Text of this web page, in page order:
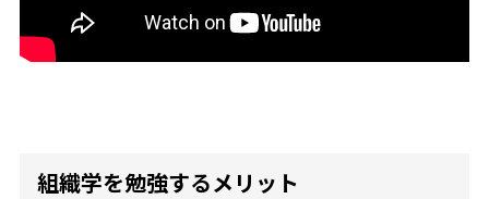
組織学を勉強するメリット